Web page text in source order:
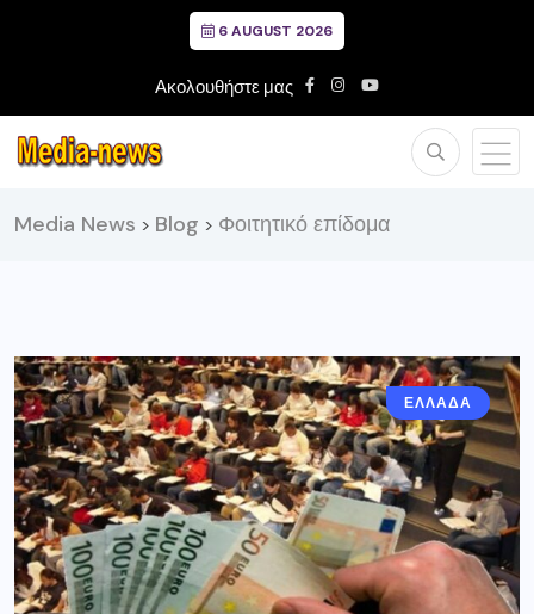
6 AUGUST 2026
Ακολουθήστε μας
Media News > Blog > Φοιτητικό επίδομα
ΕΛΛΑΔΑ